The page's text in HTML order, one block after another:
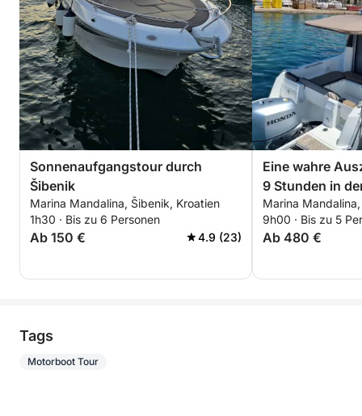
Sonnenaufgangstour durch
Šibenik
Marina Mandalina, Šibenik, Kroatien
1h30 · Bis zu 6 Personen
Ab 150 € 4.9 (23)
Eine wahre
9 Stunden in
Schönheit von
Marina
9h00 · Bis zu 5
Ab 480 €
Tags
Motorboot Tour